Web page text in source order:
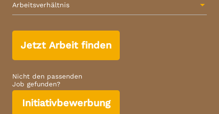
Arbeitsverhältnis
Jetzt Arbeit finden
Nicht den passenden
Job gefunden?
Initiativbewerbung